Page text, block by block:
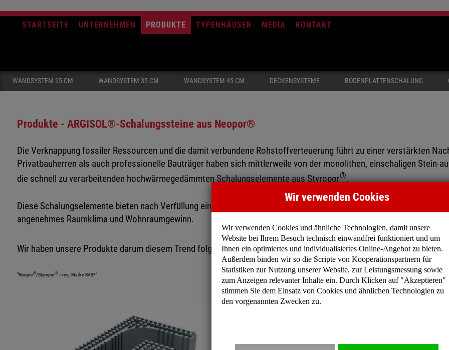
STARTSEITE UNTERNEHMEN PRODUKTE TYPENHÄUSER MEDIA KONTAKT
WANDSYSTEM 25 CM WANDSYSTEM 35 CM WANDSYSTEM 45 CM DECKENSYSTEME BODENPLATTENSCHALUNG
Produkte - ARGISOL®-Schalungssteine aus Neopor®
Die Verknappung fossiler Ressourcen und die damit verbundene Rohstoffverteuerung führt zu einer verstärkten
Privatbauherren als auch professionelle Bauträger haben sich mittlerweile von der monolithen, einschaligen Stein-
die schnell zu verarbeitenden hochwärmegedämmten Schalungselemente aus Styropor®.
Diese Schalungselemente bieten nach Verfüllung einen massiven Betonkern mit einer Innen- und
angenehmes Raumklima und Wohnraumgewinn.
Wir haben unsere Produkte darum diesem Trend folgend Mitte 2004 von Styropor® auf das von der BASF SE
"Neopor®/Styropor®= reg. Marke BASF"
Wir verwenden Cookies
Wir verwenden Cookies und ähnliche Technologien, damit unsere
Website bei Ihrem Besuch technisch einwandfrei funktioniert und um
Ihnen ein optimiertes und individualisiertes Online-Angebot zu bieten.
Außerdem binden wir so die Scripte von Kooperationspartnern für
Statistiken zur Nutzung unserer Website, zur Leistungsmessung sowie
zum Anzeigen relevanter Inhalte ein. Durch Klicken auf "Akzeptieren"
stimmen Sie dem Einsatz von Cookies und ähnlichen Technologien zu
den vorgenannten Zwecken zu.